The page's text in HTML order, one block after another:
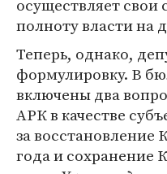
осуществляет свои
полноту власти на
Теперь, однако,
формулировку. В
включены два
АРК в качестве
за восстановление
года и сохранение